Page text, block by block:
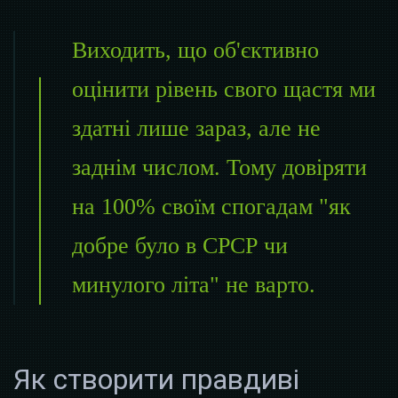
Виходить, що об'єктивно
оцінити рівень свого щастя ми
здатні лише зараз, але не
заднім числом. Тому довіряти
на 100% своїм спогадам "як
добре було в СРСР чи
минулого літа" не варто.
Як створити правдиві